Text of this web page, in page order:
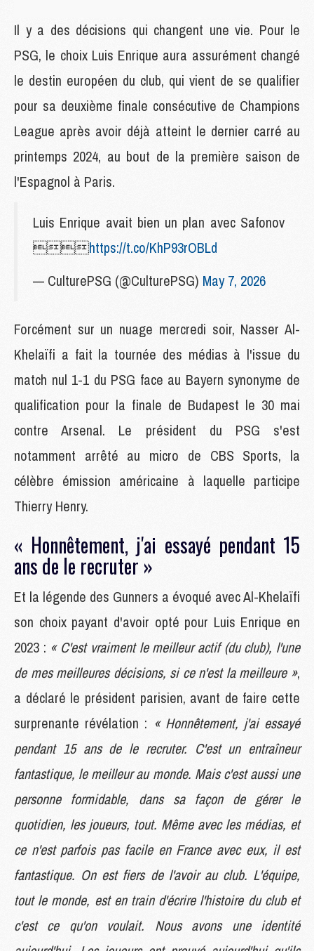
Il y a des décisions qui changent une vie. Pour le
PSG, le choix Luis Enrique aura assurément changé
le destin européen du club, qui vient de se qualifier
pour sa deuxième finale consécutive de Champions
League après avoir déjà atteint le dernier carré au
printemps 2024, au bout de la première saison de
l'Espagnol à Paris.
Luis Enrique avait bien un plan avec Safonov
https://t.co/KhP93rOBLd
— CulturePSG (@CulturePSG) May 7, 2026
Forcément sur un nuage mercredi soir, Nasser Al-
Khelaïfi a fait la tournée des médias à l'issue du
match nul 1-1 du PSG face au Bayern synonyme de
qualification pour la finale de Budapest le 30 mai
contre Arsenal. Le président du PSG s'est
notamment arrêté au micro de CBS Sports, la
célèbre émission américaine à laquelle participe
Thierry Henry.
« Honnêtement, j'ai essayé pendant 15
ans de le recruter »
Et la légende des Gunners a évoqué avec Al-Khelaïfi
son choix payant d'avoir opté pour Luis Enrique en
2023 : « C'est vraiment le meilleur actif (du club), l'une
de mes meilleures décisions, si ce n'est la meilleure »,
a déclaré le président parisien, avant de faire cette
surprenante révélation : « Honnêtement, j'ai essayé
pendant 15 ans de le recruter. C'est un entraîneur
fantastique, le meilleur au monde. Mais c'est aussi une
personne formidable, dans sa façon de gérer le
quotidien, les joueurs, tout. Même avec les médias, et
ce n'est parfois pas facile en France avec eux, il est
fantastique. On est fiers de l'avoir au club. L'équipe,
tout le monde, est en train d'écrire l'histoire du club et
c'est ce qu'on voulait. Nous avons une identité